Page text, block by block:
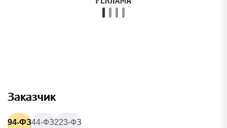
Заказчик
94-ФЗ44-ФЗ223-ФЗ